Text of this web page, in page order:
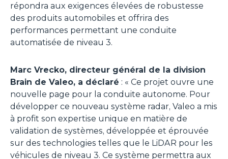
répondra aux exigences élevées de robustesse
des produits automobiles et offrira des
performances permettant une conduite
automatisée de niveau 3.
Marc Vrecko, directeur général de la division
Brain de Valeo, a déclaré : « Ce projet ouvre une
nouvelle page pour la conduite autonome. Pour
développer ce nouveau système radar, Valeo a mis
à profit son expertise unique en matière de
validation de systèmes, développée et éprouvée
sur des technologies telles que le LiDAR pour les
véhicules de niveau 3. Ce système permettra aux